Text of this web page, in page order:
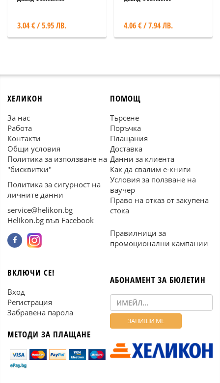
3.04 € / 5.95 ЛВ. 4.06 € / 7.94 ЛВ.
ХЕЛИКОН
За нас
Работа
Контакти
Общи условия
Политика за използване на
"бисквитки"
Политика за сигурност на
личните данни
service@helikon.bg
Helikon.bg във Facebook
ПОМОЩ
Търсене
Поръчка
Плащания
Доставка
Данни за клиента
Как да свалим е-книги
Условия за ползване на
ваучер
Право на отказ от закупена
стока
Правилници за
промоционални кампании
ВКЛЮЧИ СЕ!
Вход
Регистрация
Забравена парола
МЕТОДИ ЗА ПЛАЩАНЕ
АБОНАМЕНТ ЗА БЮЛЕТИН